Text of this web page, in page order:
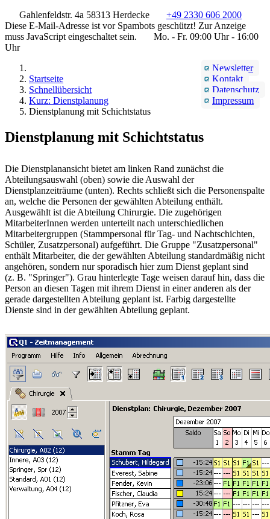
Gahlenfeldstr. 4a 58313 Herdecke
+49 2330 606 2000
Diese E-Mail-Adresse ist vor Spambots geschützt! Zur Anzeige
muss JavaScript eingeschaltet sein.
Mo. - Fr. 09:00 Uhr - 16:00
Uhr
Newsletter
Kontakt
Datenschutz
Impressum
Startseite
Schnellübersicht
Kurz: Dienstplanung
Dienstplanung mit Schichtstatus
Dienstplanung mit Schichtstatus
Die Dienstplanansicht bietet am linken Rand zunächst die
Abteilungsauswahl (oben) sowie die Auswahl der
Dienstplanzeiträume (unten). Rechts schließt sich die Personenspalte
an, welche die Personen der gewählten Abteilung enthält.
Ausgewählt ist die Abteilung Chirurgie. Die zugehörigen
MitarbeiterInnen werden unterteilt nach unterschiedlichen
Mitarbeitergruppen (Stammpersonal für Tag- und Nachtschichten,
Schüler, Zusatzpersonal) aufgeführt. Die Gruppe "Zusatzpersonal"
enthält Mitarbeiter, die der gewählten Abteilung standardmäßig nicht
angehören, sondern nur sporadisch hier zum Dienst geplant sind
(z. B. "Springer"). Grau hinterlegte Tage weisen darauf hin, dass die
Person an diesen Tagen mit ihrem Dienst in einer anderen als der
gerade dargestellten Abteilung geplant ist. Farbig dargestellte
Dienste sind in der gewählten Abteilung geplant.